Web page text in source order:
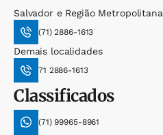
Salvador e Região Metropolitana
(71) 2886-1613
Demais localidades
71 2886-1613
Classificados
(71) 99965-8961